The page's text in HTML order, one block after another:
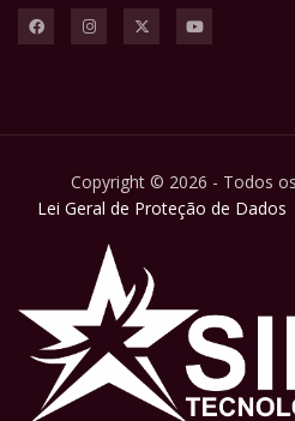
Copyright © 2026 - Todos
Lei Geral de Proteção de Dados